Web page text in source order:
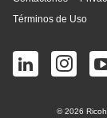
Términos de Uso
© 2026